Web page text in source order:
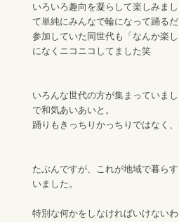
いろいろ趣向を凝らして楽しみま
て単純にみんなで輪になって踊るだ
参加していた同世代も「なんか楽
になくニコニコしてました笑
いろんな世代の方が集まっていま
で和気あいあいと。
踊りもきっちりかっちりではなく、
たぶんですが、これが地域で暮ら
いました。
特別な何かをしなければいけない